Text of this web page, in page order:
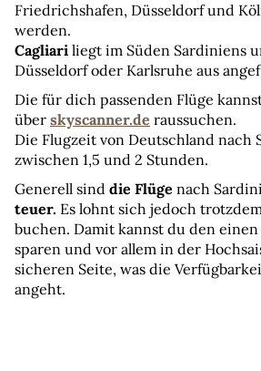
Friedrichshafen, Düsseldorf und
werden.
Cagliari liegt im Süden Sardiniens
Düsseldorf oder Karlsruhe aus
Die für dich passenden Flüge
über skyscanner.de raussuchen.
Die Flugzeit von Deutschland nach
zwischen 1,5 und 2 Stunden.
Generell sind die Flüge nach
teuer. Es lohnt sich jedoch
buchen. Damit kannst du den
sparen und vor allem in der
sicheren Seite, was die
angeht.